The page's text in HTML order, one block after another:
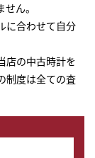
ん。
に合わせて自分
店の中古時計を
制度は全ての査